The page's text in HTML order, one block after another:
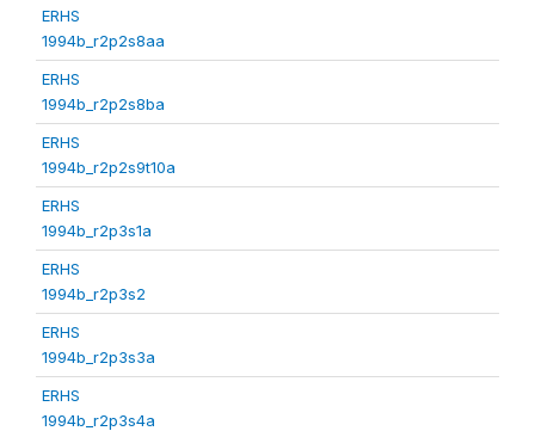
ERHS
1994b_r2p2s8aa
ERHS
1994b_r2p2s8ba
ERHS
1994b_r2p2s9t10a
ERHS
1994b_r2p3s1a
ERHS
1994b_r2p3s2
ERHS
1994b_r2p3s3a
ERHS
1994b_r2p3s4a